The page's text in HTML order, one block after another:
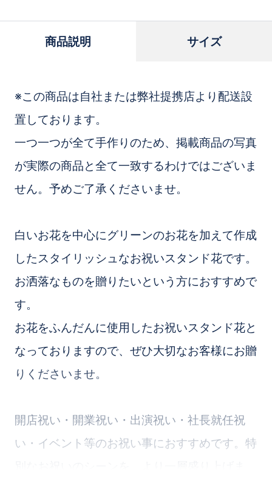
商品説明 サイズ
※この商品は自社または弊社提携店より配送設
置しております。
一つ一つが全て手作りのため、掲載商品の写真
が実際の商品と全て一致するわけではございま
せん。予めご了承くださいませ。
白いお花を中心にグリーンのお花を加えて作成
したスタイリッシュなお祝いスタンド花です。
お洒落なものを贈りたいという方におすすめで
す。
お花をふんだんに使用したお祝いスタンド花と
なっておりますので、ぜひ大切なお客様にお贈
りくださいませ。
開店祝い・開業祝い・出演祝い・社長就任祝
い・イベント等のお祝い事におすすめです。特